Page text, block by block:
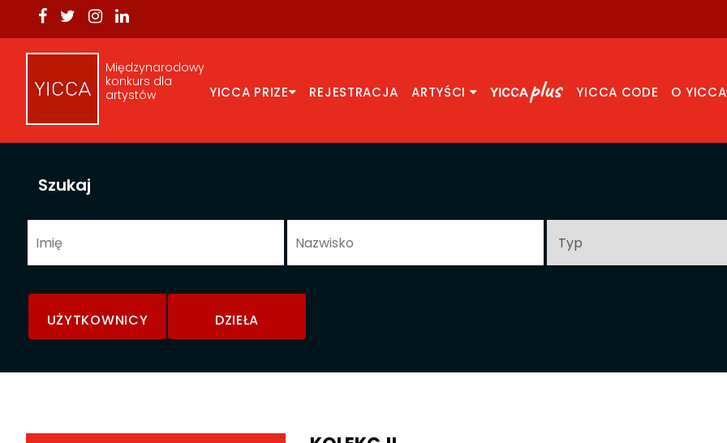
Międzynarodowy
konkurs dla
artystów
YICCA PRIZE REJESTRACJA ARTYŚCI YICCA CODE O YICCA
Szukaj
UŻYTKOWNICY DZIEŁA